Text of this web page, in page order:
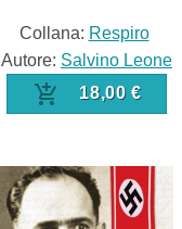
Collana: Respiro
Autore: Salvino Leone
18,00 €